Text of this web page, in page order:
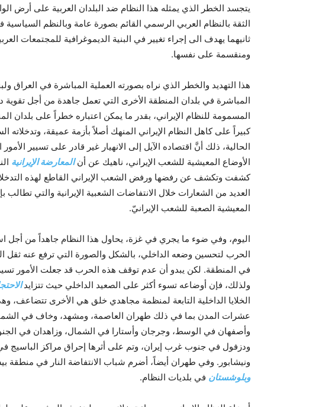
يتجسد الخطر الذي يمثله هذا النظام ضد البلدان العربية على أرض
الثقة بالنظام العربي الرسمي القائم بصورة عامة وبالنظم
ثانيهما يهدف الى إجراء تغيير في البنية الديموغرافية للمجتمعات
ومنقسمة على نفسها.
هذا التهديد والخطر الذي نراه بصورته العملية المباشرة في العراق
المباشرة في بلدان المنطقة الأخرى التي تعمل جاهدة من أجل تقوية
المسمومة للنظام الإيراني، بقدر ما يمکن اعتباره خطراً على بلدان
کبيراً على کاهل النظام الإيراني المنهك أصلاً بأزمة عميقة،
الحالية، ذلك أنَّ اقتصاده الآيل إلى الانهيار غير قادر على تسيير
الأوضاع المعيشية للشعب الإيراني، ناهيك عن أنالمعارضة الإيرانية
کشفت وتکشف عن رفضها ورفض الشعب الإيراني القاطع لهذه التدخلات
العديد من الشعارات خلال الانتفاضات الشعبية الإيرانية والتي تطالب
المعيشية الصعبة للشعب الإيرانيّ.
اليوم، وفي ضوء ما يجري في غزة، يحاول هذا النظام جاهداً من أجل
الحرب لتحسين وضعه الداخلي، بالشکل والصورة التي ترفع عنه ثقل
في المنطقة. لکن يبدو أن عدم توقف هذه الحرب قد جعلت الأمور تسير
ولذلك، فإن أوضاعه تسوء أکثر على الصعيد الداخلي حيث تتزايد
عشرات المدن بما في ذلك طهران العاصمة، ومشهد، وخاف في
وأصفهان في الوسط، وجرجان وأستارا في الشمال، وزاهدان في
ودزفول في جنوب غرب إيران، وتم على أثرها إحراق مراکز
ونيشابور. وفي طهران أيضاً، أضرم شباب الانتفاضة النار في
وبلوشستان في بلديات النظام.